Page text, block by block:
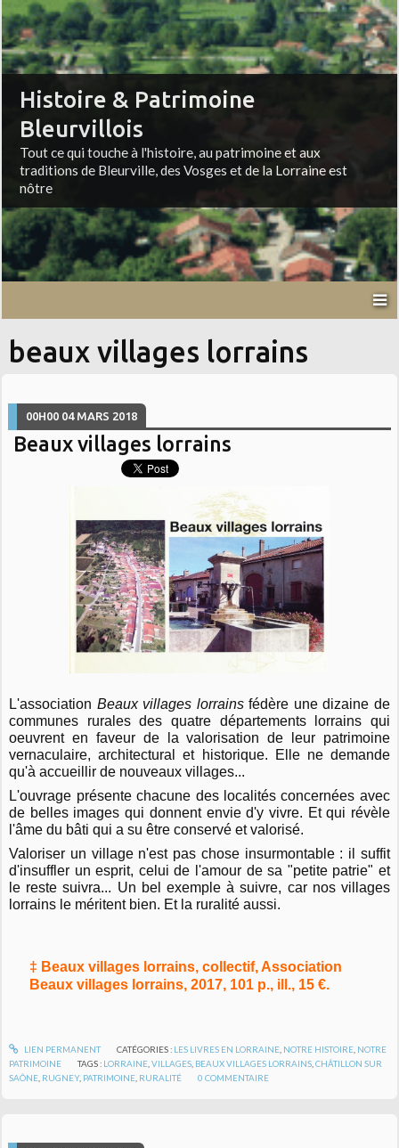
Histoire & Patrimoine
Bleurvillois
Tout ce qui touche à l'histoire, au patrimoine et aux
traditions de Bleurville, des Vosges et de la Lorraine est
nôtre
beaux villages lorrains
00H00 04 MARS 2018
Beaux villages lorrains
L'association Beaux villages lorrainsfédère une dizaine de
communes rurales des quatre départements lorrains qui
oeuvrent en faveur de la valorisation de leur patrimoine
vernaculaire, architectural et historique. Elle ne demande
qu'à accueillir de nouveaux villages...
L'ouvrage présente chacune des localités concernées avec
de belles images qui donnent envie d'y vivre. Et qui révèle
l'âme du bâti qui a su être conservé et valorisé.
Valoriser un village n'est pas chose insurmontable : il suffit
d'insuffler un esprit, celui de l'amour de sa "petite patrie" et
le reste suivra... Un bel exemple à suivre, car nos villages
lorrains le méritent bien. Et la ruralité aussi.
‡ Beaux villages lorrains, collectif, Association
Beaux villages lorrains, 2017, 101 p., ill., 15 €.
LIEN PERMANENT CATÉGORIES : LES LIVRES EN LORRAINE, NOTRE HISTOIRE, NOTRE
PATRIMOINE
TAGS : LORRAINE ,VILLAGES BEAUX VILLAGES LORRAINS ,CHÂTILLON SUR
SAÔNE RUGNEY, PATRIMOINE RURALITÉ 0 COMMENTAIRE